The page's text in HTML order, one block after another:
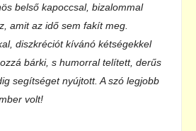
belső kapoccsal, bizalommal
amit az idő sem fakít meg.
diszkréciót kívánó kétségekkel
bárki, s humorral telített, derűs
segítséget nyújtott. A szó legjobb
volt!